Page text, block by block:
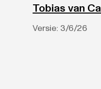
Tobias van
Versie: 3/6/26